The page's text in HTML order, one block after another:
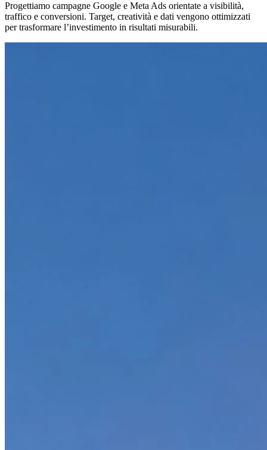
Progettiamo campagne Google e Meta Ads orientate a visibilità,
traffico e conversioni. Target, creatività e dati vengono ottimizzati
per trasformare l’investimento in risultati misurabili.